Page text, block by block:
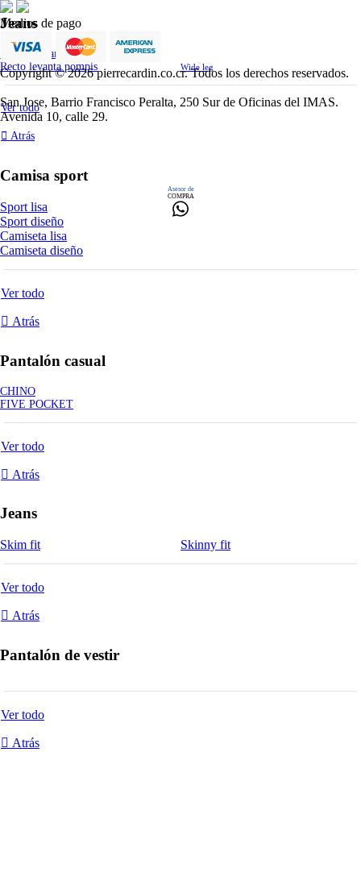
Jeans
Skinny levanta pompis
Recto levanta pompis
Wide leg
Ver todo
Atrás
Camisa sport
Sport lisa
Sport diseño
Camiseta lisa
Camiseta diseño
Ver todo
Atrás
Pantalón casual
CHINO
FIVE POCKET
Ver todo
Atrás
Jeans
Skim fit Skinny fit
Ver todo
Atrás
Pantalón de vestir
Ver todo
Atrás
Medios de pago
Copyright © 2026 pierrecardin.co.cr. Todos los derechos reservados.
San Jose, Barrio Francisco Peralta, 250 Sur de Oficinas del IMAS.
Avenida 10, calle 29.
Asesor de
COMPRA